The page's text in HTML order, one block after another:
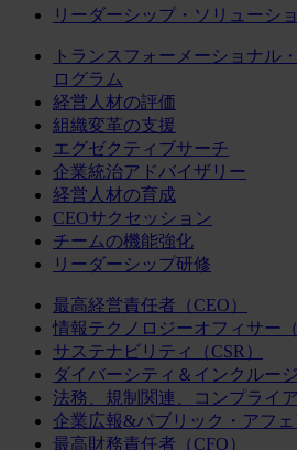
リーダーシップ・ソリューシ
トランスフォーメーショナル
ログラム
経営人材の評価
組織変革の支援
エグゼクティブサーチ
企業統治アドバイザリー
経営人材の育成
CEOサクセッション
チームの機能強化
リーダーシップ研修
最高経営責任者（CEO）
情報テクノロジーオフィサー（
サステナビリティ（CSR）
ダイバーシティ＆インクルー
法務、規制関連、コンプライ
企業広報&パブリック・アフ
最高財務責任者（CFO）